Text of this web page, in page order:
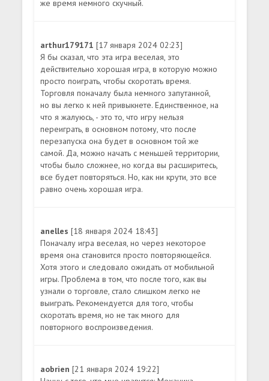
же время немного скучный.
arthur179171[17 января 2024 02:23]
Я бы сказал, что эта игра веселая, это
действительно хорошая игра, в которую можно
просто поиграть, чтобы скоротать время.
Торговля поначалу была немного запутанной,
но вы легко к ней привыкнете. Единственное, на
что я жалуюсь, - это то, что игру нельзя
переиграть, в основном потому, что после
перезапуска она будет в основном той же
самой. Да, можно начать с меньшей территории,
чтобы было сложнее, но когда вы расширитесь,
все будет повторяться. Но, как ни крути, это все
равно очень хорошая игра.
anelles[18 января 2024 18:43]
Поначалу игра веселая, но через некоторое
время она становится просто повторяющейся.
Хотя этого и следовало ожидать от мобильной
игры. Проблема в том, что после того, как вы
узнали о торговле, стало слишком легко не
выиграть. Рекомендуется для того, чтобы
скоротать время, но не так много для
повторного воспроизведения.
aobrien[21 января 2024 19:22]